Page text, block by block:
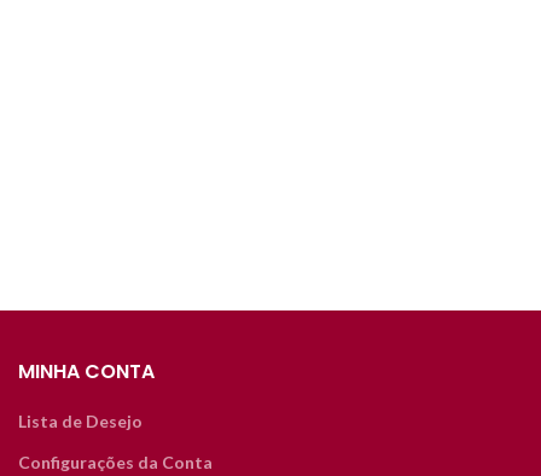
MINHA CONTA
Lista de Desejo
Configurações da Conta